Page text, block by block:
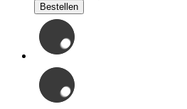
Bestellen